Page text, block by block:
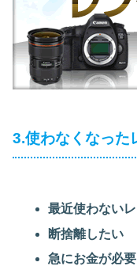
3.使わなくなった
最近使わない
断捨離したい
急にお金が必要